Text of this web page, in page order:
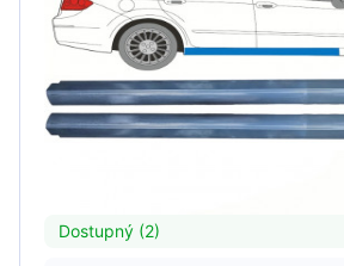
Dostupný (2)